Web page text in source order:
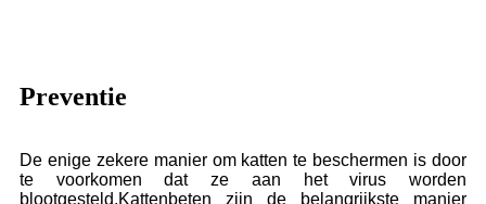
Preventie
De enige zekere manier om katten te beschermen is door
te voorkomen dat ze aan het virus worden
blootgesteld.Kattenbeten zijn de belangrijkste manier